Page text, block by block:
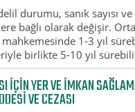
durumu, sanık sayısı
bağlı olarak değişir.
1-3 yıl
birlikte 5-10 yıl
IÇIN YER VE IMKAN
VE CEZASI